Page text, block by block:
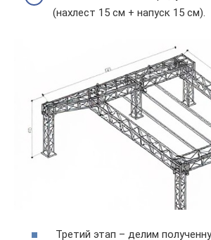
(нахлест 15 см + напуск 15 см).
Третий этап – делим